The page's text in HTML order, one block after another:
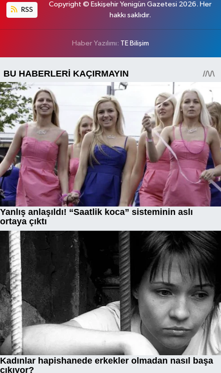
RSS
Copyright © Eskişehir Yenigün Gazetesi 2026. Her
hakkı saklıdır.
Haber Yazılımı: TE Bilişim